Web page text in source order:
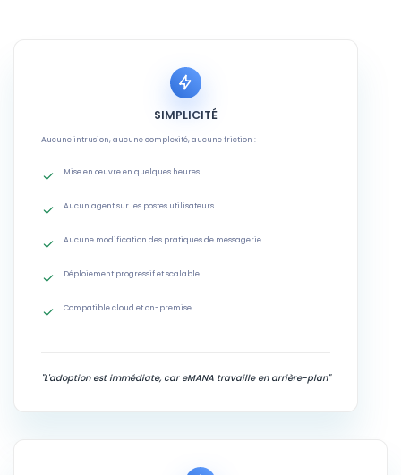
SIMPLICITÉ
Aucune intrusion, aucune complexité, aucune friction :
Mise en œuvre en quelques heures
Aucun agent sur les postes utilisateurs
Aucune modification des pratiques de messagerie
Déploiement progressif et scalable
Compatible cloud et on-premise
"L'adoption est immédiate, car eMANA travaille en arrière-plan"